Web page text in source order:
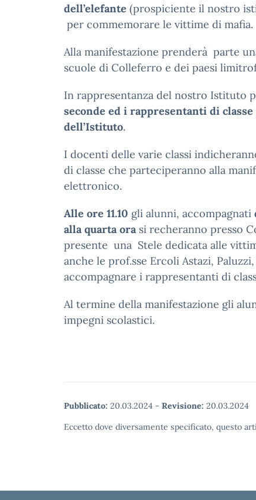
dell’elefante (prospiciente il nostro
per commemorare le vittime di mafia.
Alla manifestazione prenderà parte
scuole di Colleferro e dei paesi
In rappresentanza del nostro Istituto
seconde ed i rappresentanti di
dell’Istituto.
I docenti delle varie classi
di classe che parteciperanno alla
elettronico.
Alle ore 11.10 gli alunni, accompagnati
alla quarta orasi recheranno presso
presente una Stele dedicata alle
anche le prof.sse Ercoli Astazi,
accompagnare i rappresentanti di
Al termine della manifestazione gli
impegni scolastici.
Pubblicato: 20.03.2024 - Revisione: 20.03.2024
Eccetto dove diversamente specificato, questo